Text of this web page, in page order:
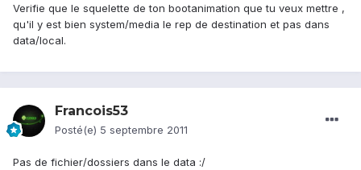
Verifie que le squelette de ton bootanimation que tu veux mettre ,
qu'il y est bien system/media le rep de destination et pas dans
data/local.
Francois53
Posté(e) 5 septembre 2011
Pas de fichier/dossiers dans le data :/